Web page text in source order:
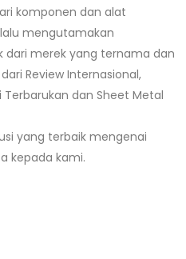
komponen dan alat
mengutamakan
merek yang ternama dan
Review Internasional,
dan Sheet Metal
yang terbaik mengenai
kepada kami.